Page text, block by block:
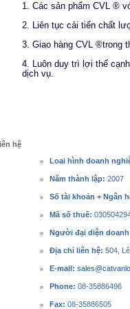
1. Các sản phẩm CVL ®
2. Liên tục cải tiến chất
3. Giao hàng CVL ®trong
4. Luôn duy trì lợi thế
dịch vụ.
hệ
Loai hình doanh
Năm thành lập: 2007
Số tài khoản + Ngân
Mã số thuế:
Người đại diện
Địa chỉ liên hệ: 504,
E-mail:
Phone: 08-35886496
Fax: 08-35886505